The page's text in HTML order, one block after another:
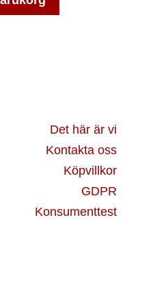
Det här är vi
Kontakta oss
Köpvillkor
GDPR
Konsumenttest